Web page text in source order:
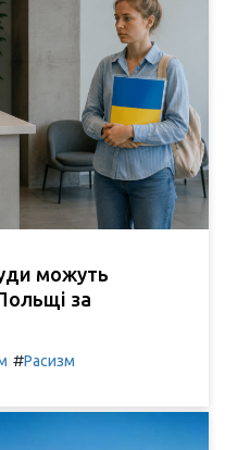
можуть
за
#Расизм